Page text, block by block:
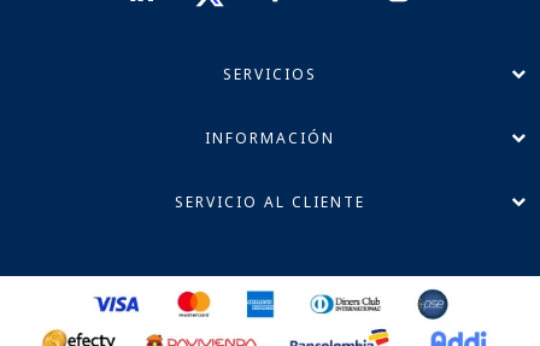
SERVICIOS
INFORMACIÓN
SERVICIO AL CLIENTE